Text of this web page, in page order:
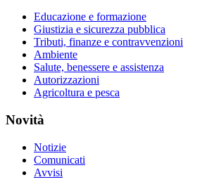
Educazione e formazione
Giustizia e sicurezza pubblica
Tributi, finanze e contravvenzioni
Ambiente
Salute, benessere e assistenza
Autorizzazioni
Agricoltura e pesca
Novità
Notizie
Comunicati
Avvisi